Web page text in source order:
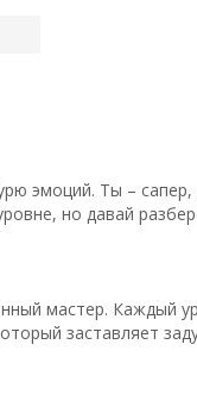
эмоций. Ты –
но давай
мастер. Каждый
заставляет